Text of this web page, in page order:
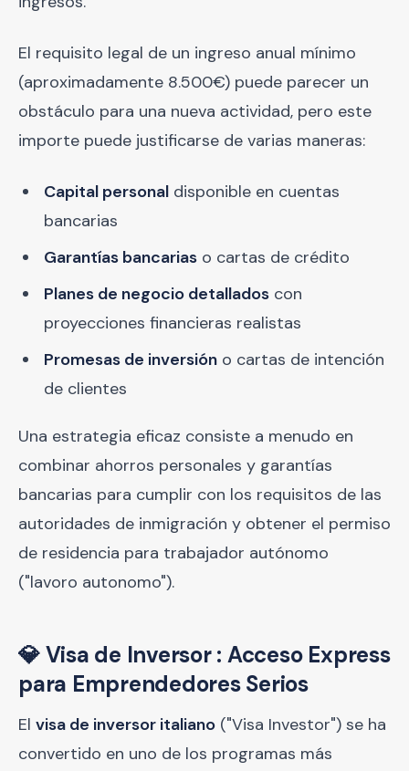
El requisito legal de un ingreso anual mínimo
(aproximadamente 8.500€) puede parecer un
obstáculo para una nueva actividad, pero este
importe puede justificarse de varias maneras:
Capital personal disponible en cuentas
bancarias
Garantías bancarias o cartas de crédito
Planes de negocio detallados con
proyecciones financieras realistas
Promesas de inversión o cartas de intención
de clientes
Una estrategia eficaz consiste a menudo en
combinar ahorros personales y garantías
bancarias para cumplir con los requisitos de las
autoridades de inmigración y obtener el permiso
de residencia para trabajador autónomo
("lavoro autonomo").
💎 Visa de Inversor : Acceso Express
para Emprendedores Serios
El visa de inversor italiano ("Visa Investor") se ha
convertido en uno de los programas más